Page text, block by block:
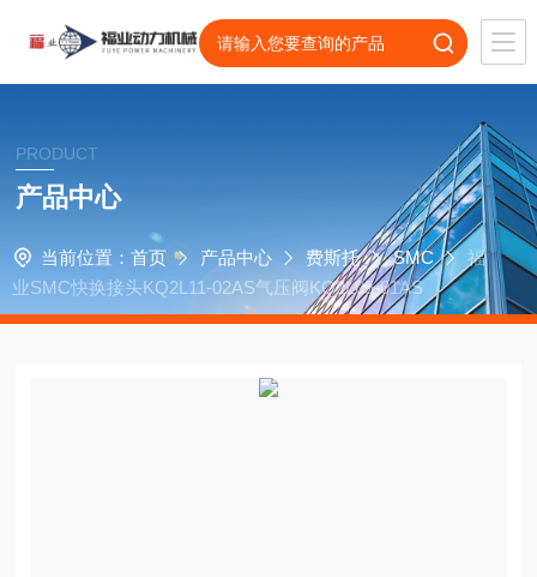
PRODUCT
产品中心
当前位置： 首页 产品中心 费斯托 SMC
福
业SMC快换接头KQ2L11-02AS气压阀KQ2L05-01AS